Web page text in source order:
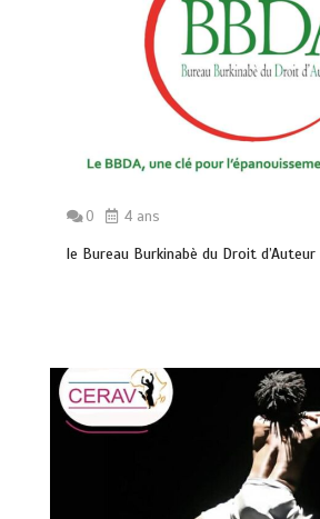
0 4 ans
le Bureau Burkinabè du Droit d’Auteur